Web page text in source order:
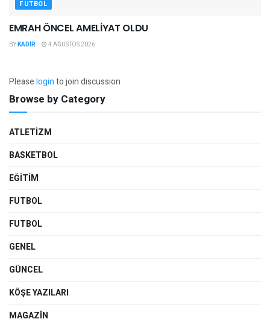
FUTBOL
EMRAH ÖNCEL AMELİYAT OLDU
BYKADIR 4 AĞUSTOS 2026
Pleaseloginto join discussion
Browse by Category
ATLETIZM
BASKETBOL
EĞİTİM
FUTBOL
FUTBOL
GENEL
GÜNCEL
KÖŞE YAZILARI
MAGAZIN